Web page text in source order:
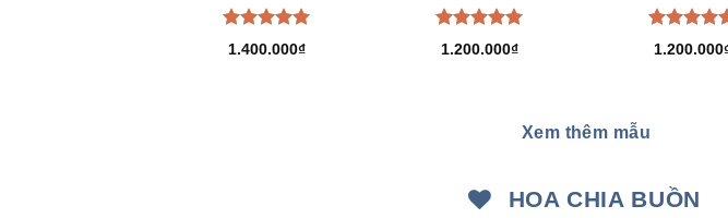
Được xếp
hạng5.00
1.400.000₫
Được xếp
hạng5.00
1.200.000₫
Được xếp
hạng5.00
1.200.000
Xem thêm mẫu
HOA CHIA BUỒN